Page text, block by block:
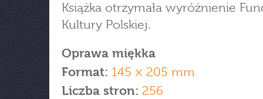
Książka otrzymała wyróżnienie
Kultury Polskiej.
Oprawa miękka
Format: 145 × 205 mm
Liczba stron: 256